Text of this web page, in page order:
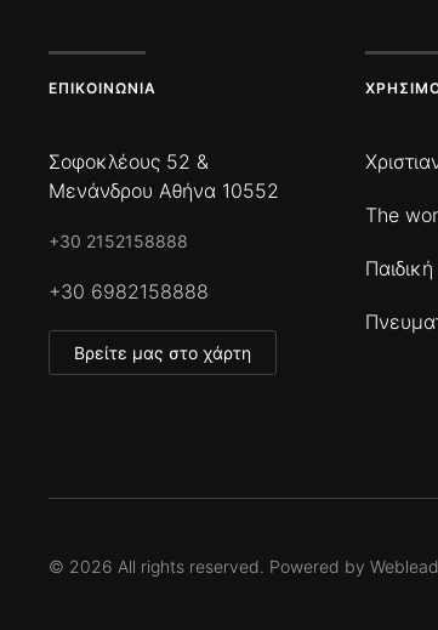
ΕΠΙΚΟΙΝΩΝΊΑ
Σοφοκλέους 52 &
Μενάνδρου Αθήνα 10552
+30 2152158888
+30 6982158888
Βρείτε μας στο χάρτη
The
© 2026 All rights reserved. Powered by